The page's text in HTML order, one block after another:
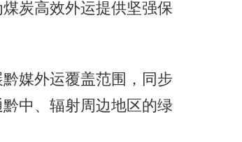
炭高效外运提供坚强保
媒外运覆盖范围，同步
中、辐射周边地区的绿